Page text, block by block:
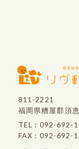
811-2221
福岡県糟屋郡須
TEL : 092-692-
FAX : 092-692-